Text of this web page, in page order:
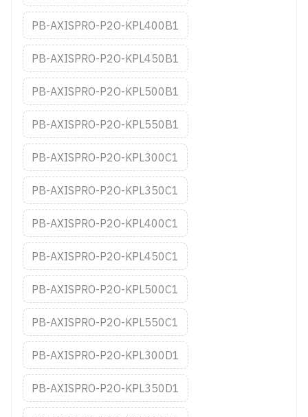
PB-AXISPRO-P2O-KPL400B1
PB-AXISPRO-P2O-KPL450B1
PB-AXISPRO-P2O-KPL500B1
PB-AXISPRO-P2O-KPL550B1
PB-AXISPRO-P2O-KPL300C1
PB-AXISPRO-P2O-KPL350C1
PB-AXISPRO-P2O-KPL400C1
PB-AXISPRO-P2O-KPL450C1
PB-AXISPRO-P2O-KPL500C1
PB-AXISPRO-P2O-KPL550C1
PB-AXISPRO-P2O-KPL300D1
PB-AXISPRO-P2O-KPL350D1